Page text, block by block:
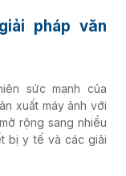
pháp văn
sức mạnh của
xuất máy ảnh với
rộng sang nhiều
bị y tế và các giải